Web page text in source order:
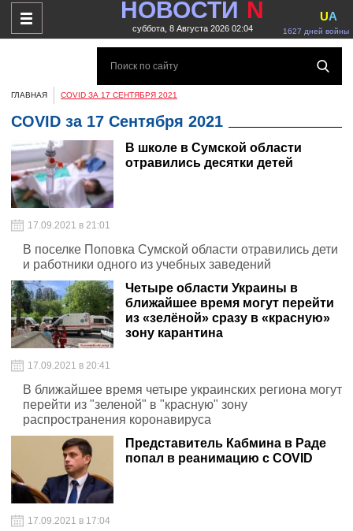
НОВОСТИ N
суббота, 8 Августа 2026 02:04 1627 дней войны
UA
ГЛАВНАЯ COVID ЗА 17 СЕНТЯБРЯ 2021
COVID за 17 Сентября 2021
В школе в Сумской области
отравились десятки детей
17.09.2021 в 21:01
В поселке Поповка Сумской области отравились дети
и работники одного из учебных заведений
Четыре области Украины в
ближайшее время могут перейти
из «зелёной» сразу в «красную»
зону карантина
17.09.2021 в 20:41
В ближайшее время четыре украинских региона могут
перейти из "зеленой" в "красную" зону
распространения коронавируса
Представитель Кабмина в Раде
попал в реанимацию с COVID
17.09.2021 в 17:04